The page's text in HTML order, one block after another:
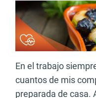
En el trabajo
cuantos de mis
preparada de casa.